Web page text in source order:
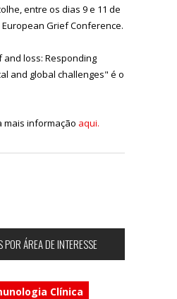
entre os dias 9 e 11 de
Grief Conference.
loss: Responding
and global challenges" é o
mais informação aqui.
POR ÁREA DE INTERESSE
Clínica